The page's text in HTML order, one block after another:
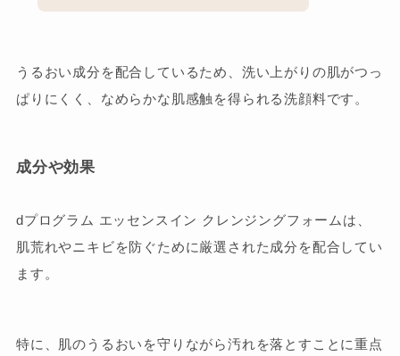
うるおい成分を配合しているため、洗い上がりの肌がつっ
ぱりにくく、なめらかな肌感触を得られる洗顔料です。
成分や効果
dプログラム エッセンスイン クレンジングフォームは、
肌荒れやニキビを防ぐために厳選された成分を配合してい
ます。
特に、肌のうるおいを守りながら汚れを落とすことに重点